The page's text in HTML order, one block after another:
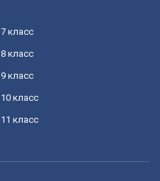
7 класс
8 класс
9 класс
10 класс
11 класс